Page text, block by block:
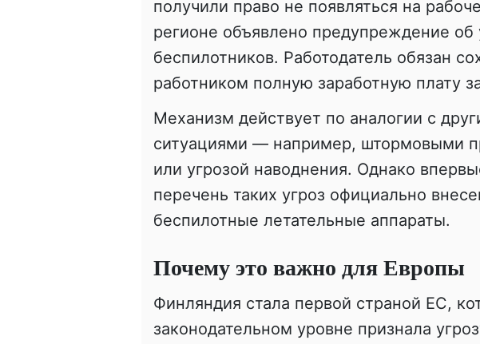
получили право не появляться на
регионе объявлено предупреждение об
беспилотников. Работодатель обязан
работником полную заработную плату
Механизм действует по аналогии с
ситуациями — например, штормовыми
или угрозой наводнения. Однако
перечень таких угроз официально
беспилотные летательные аппараты.
Почему это важно для Европы
Финляндия стала первой страной ЕС,
законодательном уровне признала